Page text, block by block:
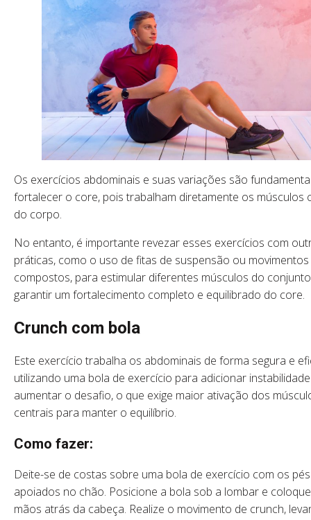
Os exercícios abdominais e suas variações são
fortalecer o core, pois trabalham diretamente os músculos
do corpo.
No entanto, é importante revezar esses exercícios com
práticas, como o uso de fitas de suspensão ou movimentos
compostos, para estimular diferentes músculos do
garantir um fortalecimento completo e equilibrado do core.
Crunch com bola
Este exercício trabalha os abdominais de forma segura e
utilizando uma bola de exercício para adicionar
aumentar o desafio, o que exige maior ativação dos
centrais para manter o equilíbrio.
Como fazer:
Deite-se de costas sobre uma bola de exercício com os pés
apoiados no chão. Posicione a bola sob a lombar e
mãos atrás da cabeça. Realize o movimento de crunch,